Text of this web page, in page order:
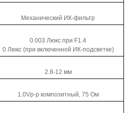
Механический ИК-фильтр
0.003 Люкс при F1.4
0 Люкс (при включенной ИК-подсветке)
2.8-12 мм
1.0Vp-p композитный, 75 Ом